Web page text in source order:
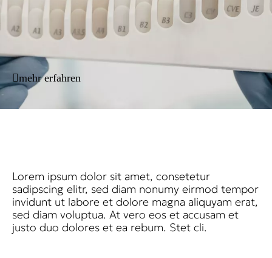
mehr erfahren
Lorem ipsum dolor sit amet, consetetur
sadipscing elitr, sed diam nonumy eirmod tempor
invidunt ut labore et dolore magna aliquyam erat,
sed diam voluptua. At vero eos et accusam et
justo duo dolores et ea rebum. Stet cli.